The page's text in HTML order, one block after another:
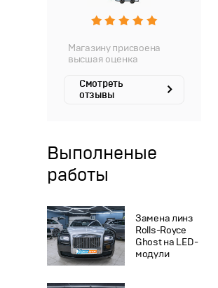
Магазину присвоена
высшая оценка
Смотреть
отзывы
Выполненые
работы
Замена линз
Rolls-Royce
Ghost на LED-
модули